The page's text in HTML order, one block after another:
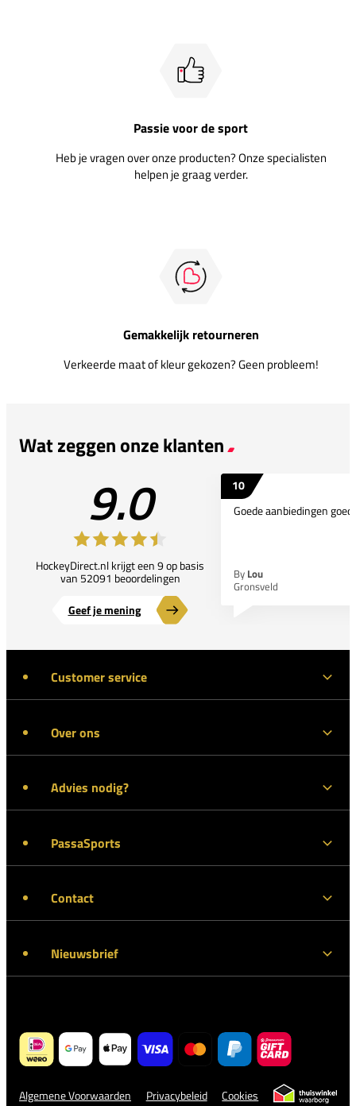
Passie voor de sport
Heb je vragen over onze producten? Onze specialisten
helpen je graag verder.
Gemakkelijk retourneren
Verkeerde maat of kleur gekozen? Geen probleem!
Wat zeggen onze klanten
9.0
HockeyDirect.nl krijgt een 9 op basis
van 52091 beoordelingen
Geef je mening
10
Goede aanbiedingen
By Lou
Gronsveld
Customer service
Over ons
Advies nodig?
PassaSports
Contact
Nieuwsbrief
Algemene Voorwaarden Privacybeleid Cookies